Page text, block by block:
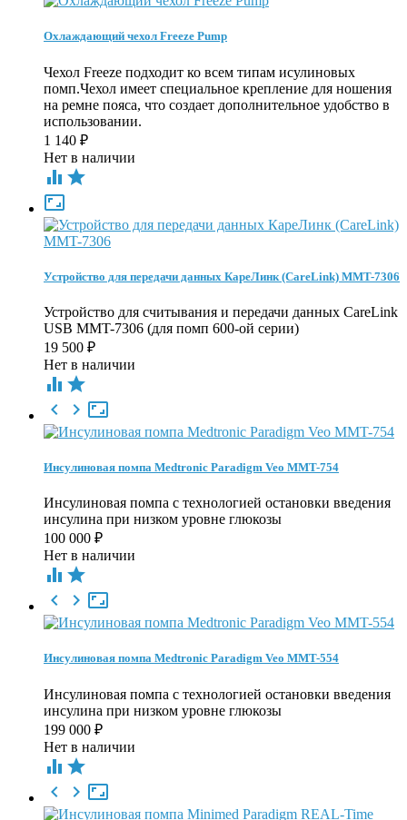
Охлаждающий чехол Freeze Pump
Чехол Freeze подходит ко всем типам исулиновых
помп.Чехол имеет специальное крепление для ношения
на ремне пояса, что создает дополнительное удобство в
использовании.
1 140 ₽
Нет в наличии
 

Устройство для передачи данных КареЛинк (CareLink) MMT-7306
Устройство для считывания и передачи данных CareLink
USB MMT-7306 (для помп 600-ой серии)
19 500 ₽
Нет в наличии
 

 
Инсулиновая помпа Medtronic Paradigm Veo MMT-754
Инсулиновая помпа с технологией остановки введения
инсулина при низком уровне глюкозы
100 000 ₽
Нет в наличии
 

 
Инсулиновая помпа Medtronic Paradigm Veo MMT-554
Инсулиновая помпа с технологией остановки введения
инсулина при низком уровне глюкозы
199 000 ₽
Нет в наличии
 

 